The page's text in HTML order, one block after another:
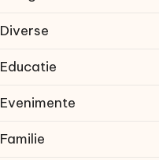
Diverse
Educatie
Evenimente
Familie